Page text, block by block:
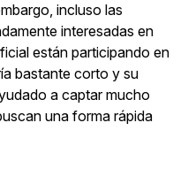
incluso las
interesadas en
están participando en
bastante corto y su
a captar mucho
una forma rápida